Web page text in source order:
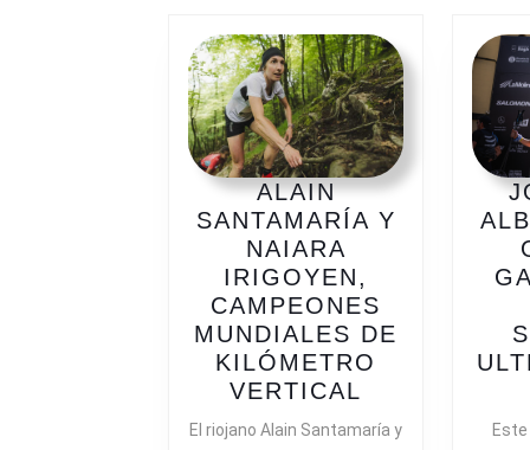
ALAIN
SANTAMARÍA Y
NAIARA
IRIGOYEN,
CAMPEONES
MUNDIALES DE
KILÓMETRO
VERTICAL
El riojano Alain Santamaría y